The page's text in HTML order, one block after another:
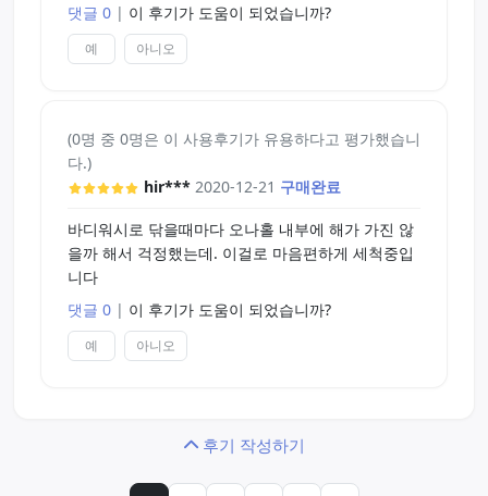
댓글 0 | 이 후기가 도움이 되었습니까?
예 아니오
(0명 중 0명은 이 사용후기가 유용하다고 평가했습니
다.)
hir*** 2020-12-21 구매완료
바디워시로 닦을때마다 오나홀 내부에 해가 가진 않
을까 해서 걱정했는데. 이걸로 마음편하게 세척중입
니다
댓글 0 | 이 후기가 도움이 되었습니까?
예 아니오
후기 작성하기